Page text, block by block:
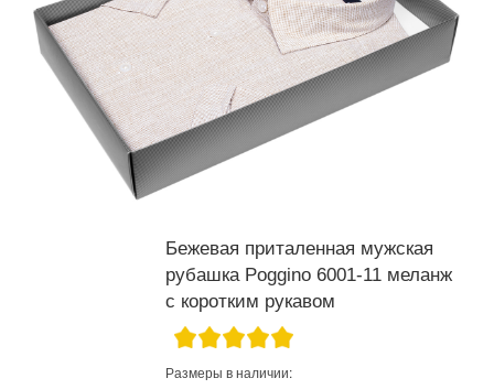
Бежевая приталенная мужская
рубашка Poggino 6001-11 меланж
с коротким рукавом
Размеры в наличии: